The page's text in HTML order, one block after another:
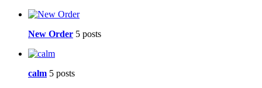
New Order 5 posts
calm 5 posts